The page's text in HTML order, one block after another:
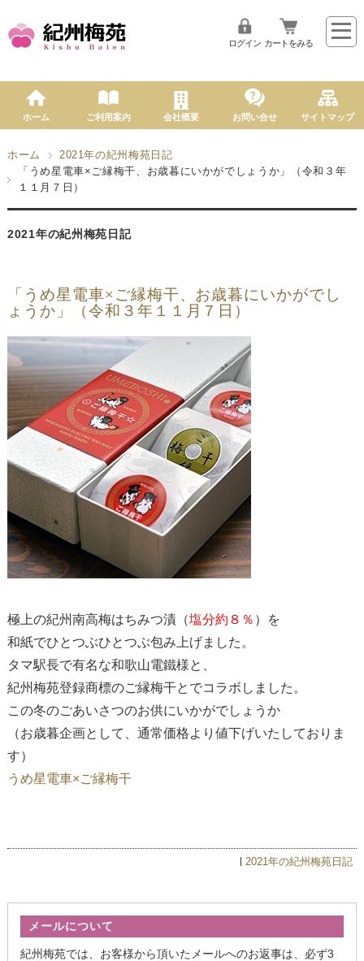
ログイン カートをみる
ホーム ご利用案内 会社概要 お問い合せ サイトマップ
ホーム
2021年の紀州梅苑日記
「うめ星電車×ご縁梅干、お歳暮にいかがでしょうか」（令和３年
１１月７日）
2021年の紀州梅苑日記
「うめ星電車×ご縁梅干、お歳暮にいかがでし
ょうか」（令和３年１１月７日）
極上の紀州南高梅はちみつ漬（塩分約８％ ）を
和紙でひとつぶひとつぶ包み上げました。
タマ駅長で有名な和歌山電鐵様と、
紀州梅苑登録商標のご縁梅干とでコラボしました。
この冬のごあいさつのお供にいかがでしょうか
（お歳暮企画として、通常価格より値下げいたしておりま
す）
うめ星電車×ご縁梅干
2021年の紀州梅苑日記
メールについて
紀州梅苑では、お客様から頂いたメールへのお返事は、必ず3